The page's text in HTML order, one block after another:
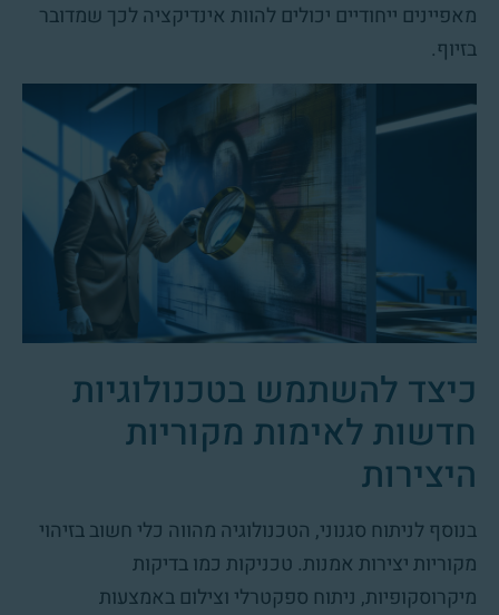
מאפיינים ייחודיים יכולים להוות אינדיקציה לכך שמדובר
בזיוף.
כיצד להשתמש בטכנולוגיות
חדשות לאימות מקוריות
היצירות
בנוסף לניתוח סגנוני, הטכנולוגיה מהווה כלי חשוב בזיהוי
מקוריות יצירות אמנות. טכניקות כמו בדיקות
מיקרוסקופיות, ניתוח ספקטרלי וצילום באמצעות